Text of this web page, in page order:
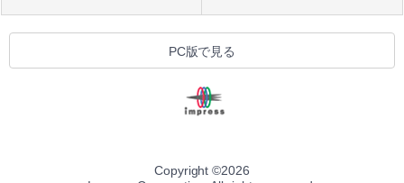
PC版で見る
Copyright ©2026